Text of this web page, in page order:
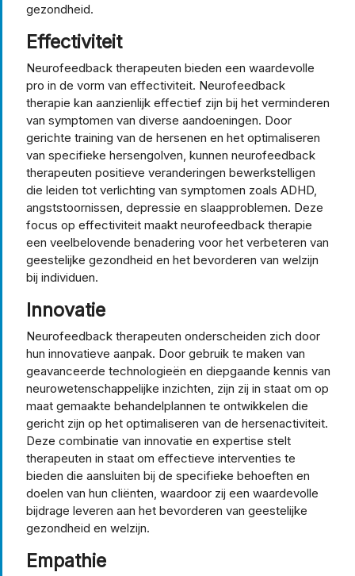
gezondheid.
Effectiviteit
Neurofeedback therapeuten bieden een waardevolle
pro in de vorm van effectiviteit. Neurofeedback
therapie kan aanzienlijk effectief zijn bij het verminderen
van symptomen van diverse aandoeningen. Door
gerichte training van de hersenen en het optimaliseren
van specifieke hersengolven, kunnen neurofeedback
therapeuten positieve veranderingen bewerkstelligen
die leiden tot verlichting van symptomen zoals ADHD,
angststoornissen, depressie en slaapproblemen. Deze
focus op effectiviteit maakt neurofeedback therapie
een veelbelovende benadering voor het verbeteren van
geestelijke gezondheid en het bevorderen van welzijn
bij individuen.
Innovatie
Neurofeedback therapeuten onderscheiden zich door
hun innovatieve aanpak. Door gebruik te maken van
geavanceerde technologieën en diepgaande kennis van
neurowetenschappelijke inzichten, zijn zij in staat om op
maat gemaakte behandelplannen te ontwikkelen die
gericht zijn op het optimaliseren van de hersenactiviteit.
Deze combinatie van innovatie en expertise stelt
therapeuten in staat om effectieve interventies te
bieden die aansluiten bij de specifieke behoeften en
doelen van hun cliënten, waardoor zij een waardevolle
bijdrage leveren aan het bevorderen van geestelijke
gezondheid en welzijn.
Empathie